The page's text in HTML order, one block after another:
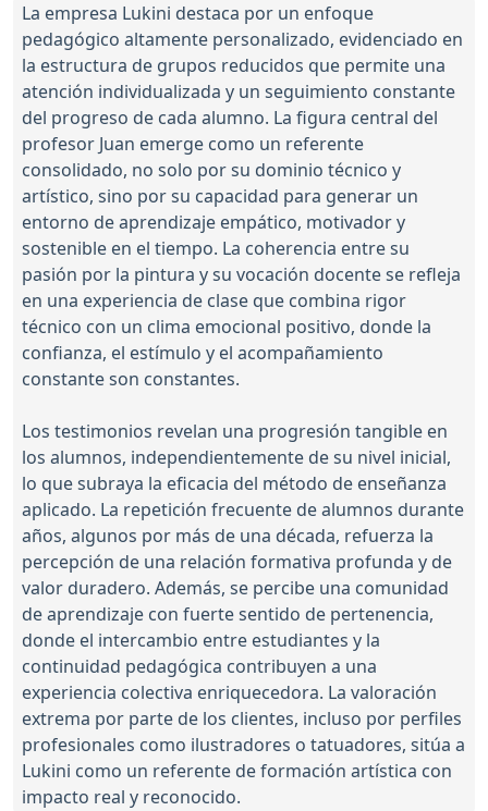
La empresa Lukini destaca por un enfoque
pedagógico altamente personalizado, evidenciado en
la estructura de grupos reducidos que permite una
atención individualizada y un seguimiento constante
del progreso de cada alumno. La figura central del
profesor Juan emerge como un referente
consolidado, no solo por su dominio técnico y
artístico, sino por su capacidad para generar un
entorno de aprendizaje empático, motivador y
sostenible en el tiempo. La coherencia entre su
pasión por la pintura y su vocación docente se refleja
en una experiencia de clase que combina rigor
técnico con un clima emocional positivo, donde la
confianza, el estímulo y el acompañamiento
constante son constantes.
Los testimonios revelan una progresión tangible en
los alumnos, independientemente de su nivel inicial,
lo que subraya la eficacia del método de enseñanza
aplicado. La repetición frecuente de alumnos durante
años, algunos por más de una década, refuerza la
percepción de una relación formativa profunda y de
valor duradero. Además, se percibe una comunidad
de aprendizaje con fuerte sentido de pertenencia,
donde el intercambio entre estudiantes y la
continuidad pedagógica contribuyen a una
experiencia colectiva enriquecedora. La valoración
extrema por parte de los clientes, incluso por perfiles
profesionales como ilustradores o tatuadores, sitúa a
Lukini como un referente de formación artística con
impacto real y reconocido.